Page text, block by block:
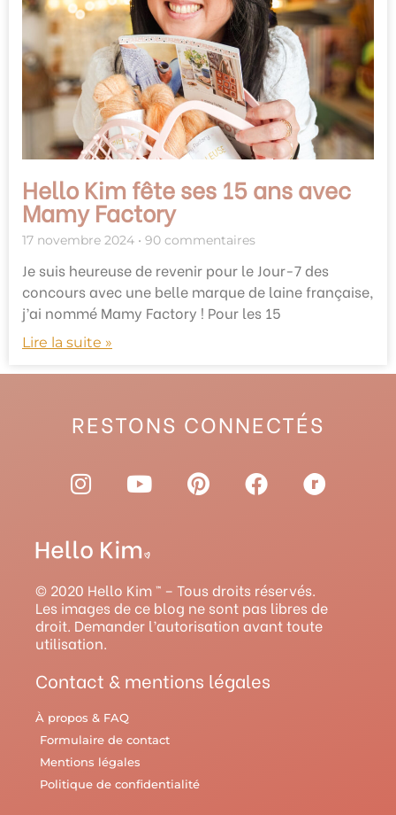
Hello Kim fête ses 15 ans avec
Mamy Factory
17 novembre 2024 90 commentaires
Je suis heureuse de revenir pour le Jour-7 des
concours avec une belle marque de laine française,
j’ai nommé Mamy Factory ! Pour les 15
Lire la suite »
RESTONS CONNECTÉS
I
n
t
a
g
r
a
m
Y
o
t
u
b
e
P
i
r
e
s
F
a
o
o
k
R
a
y
© 2020 Hello Kim ™ – Tous droits réservés.
Les images de ce blog ne sont pas libres de
droit. Demander l’autorisation avant toute
utilisation.
Contact & mentions légales
À propos & FAQ
Formulaire de contact
Mentions légales
Politique de confidentialité